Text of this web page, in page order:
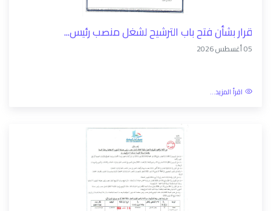
قرار بشأن فتح باب الترشيح لشغل منصب رئيس...
05 أغسطس 2026
اقرأ المزيد...